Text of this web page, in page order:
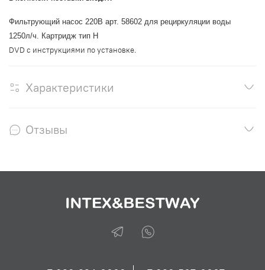
Фильтрующий насос 220В арт. 58602 для рециркуляции воды
1250л/ч. Картридж тип H
DVD с инструкциями по установке.
Характеристики
Отзывы